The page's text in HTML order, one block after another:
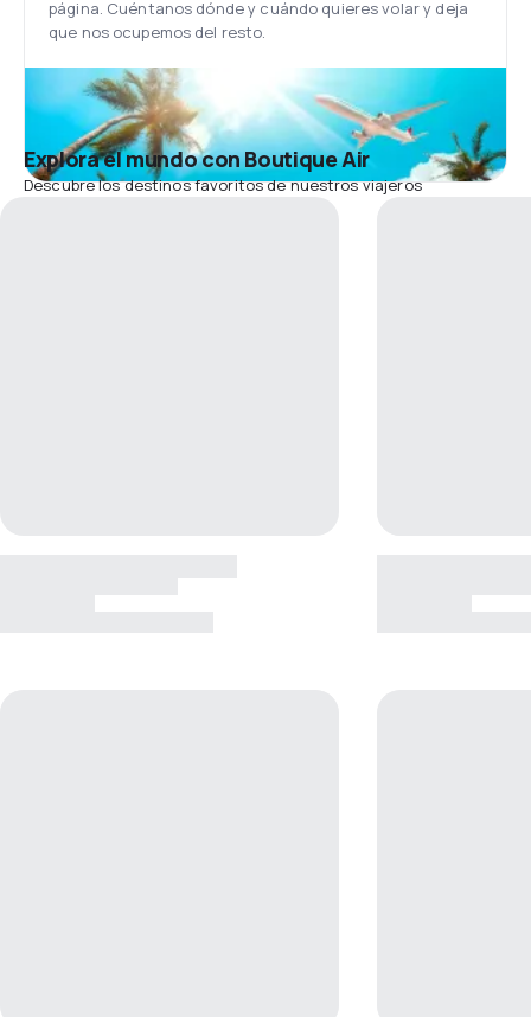
página. Cuéntanos dónde y cuándo quieres volar y deja
que nos ocupemos del resto.
Explora el mundo con Boutique Air
Descubre los destinos favoritos de nuestros viajeros